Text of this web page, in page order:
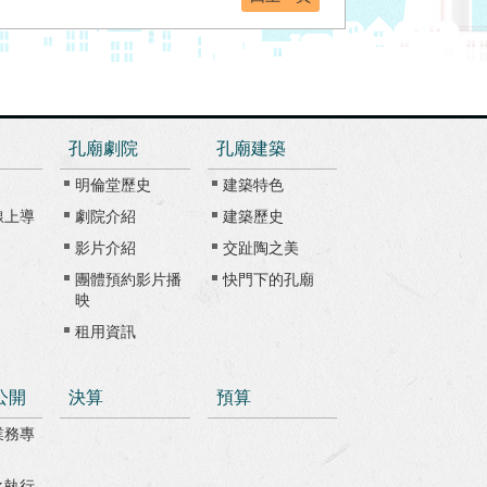
上導
孔廟劇院
明倫堂歷史
劇院介紹
影片介紹
團體預約影片播
映
租用資訊
孔廟建築
建築特色
建築歷史
交趾陶之美
快門下的孔廟
開
務專
決算 預算